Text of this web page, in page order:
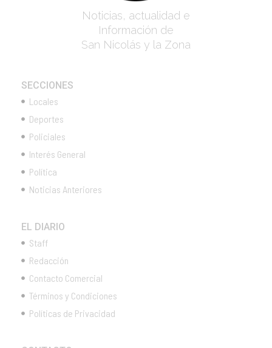
Noticias, actualidad e
Información de
San Nicolás y la Zona
SECCIONES
Locales
Deportes
Policiales
Interés General
Política
Noticias Anteriores
EL DIARIO
Staff
Redacción
Contacto Comercial
Términos y Condiciones
Políticas de Privacidad